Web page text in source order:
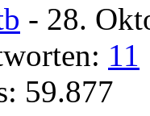
- 28.
11
59.877